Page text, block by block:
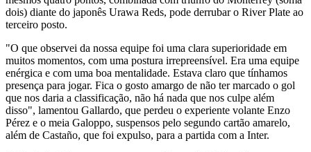
dois) diante do japonês Urawa Reds, pode derrubar o River Plate ao
terceiro posto.
"O que observei da nossa equipe foi uma clara superioridade em
muitos momentos, com uma postura irrepreensível. Era uma equipe
enérgica e com uma boa mentalidade. Estava claro que tínhamos
presença para jogar. Fica o gosto amargo de não ter marcado o gol
que nos daria a classificação, não há nada que nos culpe além
disso", lamentou Gallardo, que perdeu o experiente volante Enzo
Pérez e o meia Galoppo, suspensos pelo segundo cartão amarelo,
além de Castaño, que foi expulso, para a partida com a Inter.